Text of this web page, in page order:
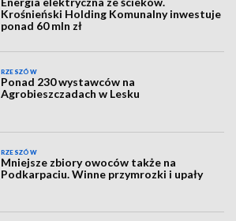
Krośnieński Holding Komunalny inwestuje
ponad 60 mln zł
RZESZÓW
Ponad 230 wystawców na
Agrobieszczadach w Lesku
RZESZÓW
Mniejsze zbiory owoców także na
Podkarpaciu. Winne przymrozki i upały